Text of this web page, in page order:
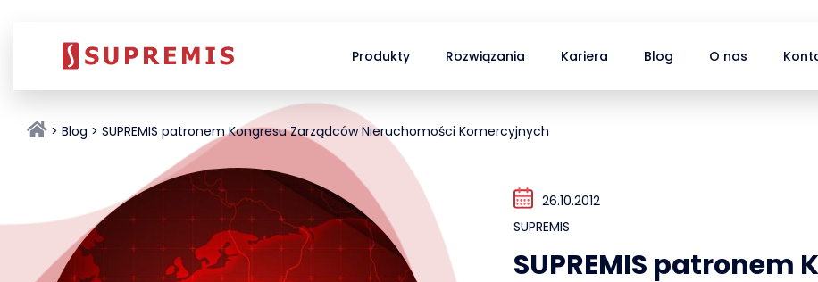
Produkty Rozwiązania Kariera Blog O nas
Blog SUPREMIS patronem Kongresu Zarządców Nieruchomości Komercyjnych
26.10.2012
SUPREMIS
SUPREMIS patronem